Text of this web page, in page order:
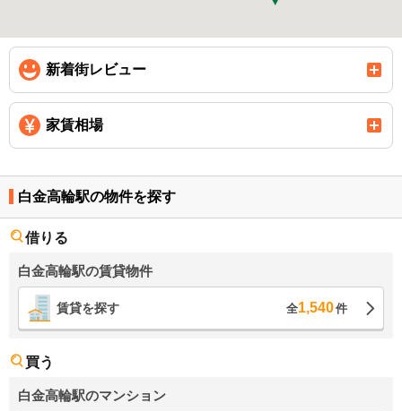
新着街レビュー
家賃相場
白金高輪駅の物件を探す
借りる
白金高輪駅の賃貸物件
賃貸を探す 全1,540件
買う
白金高輪駅のマンション